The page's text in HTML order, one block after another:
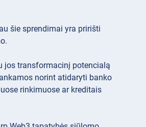
šie sprendimai yra pririšti
jos transformacinį potencialą
norint atidaryti banko
rinkimuose ar kreditais